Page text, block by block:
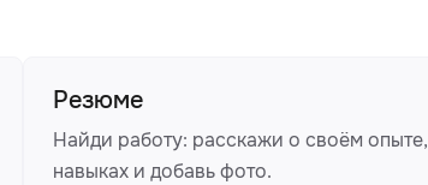
Резюме
Найди работу: расскажи о своём опыте,
навыках и добавь фото.